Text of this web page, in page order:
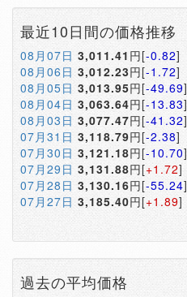
最近10日間の価格推移
08月07日 3,011.41 円[-0.82]
08月06日 3,012.23円[-1.72]
08月05日 3,013.95円[-49.69]
08月04日 3,063.64円[-13.83]
08月03日 3,077.47円[-41.32]
07月31日 3,118.79円[-2.38]
07月30日 3,121.18円[-10.70]
07月29日 3,131.88円[+1.72]
07月28日 3,130.16円[-55.24]
07月27日 3,185.40円[+1.89]
過去の平均価格